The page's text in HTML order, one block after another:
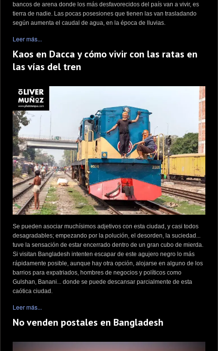
bancos de arena donde los más desfavorecidos del país van a vivir, es
tierra de nadie. Las pocas posesiones que tienen las van trasladando
según aumenta el caudal de agua, en la época de lluvias.
Leer más...
Kaos en Dacca y cómo vivir con las ratas en
las vías del tren
Se pueden asociar muchísimos adjetivos con esta ciudad, y casi todos
desagradables; empezando por la polución, el desorden, la suciedad...
tuve la sensación de estar encerrado dentro de un gran cubo de mierda.
Si visitan Bangladesh intenten escapar de este agujero negro lo más
rápidamente posible, aunque hay otra opción, alojarse en alguno de los
barrios para expatriados, hombres de negocios y políticos como
Gulshan, Banani... donde se puede descansar parcialmente de esta
caótica ciudad.
Leer más...
No venden postales en Bangladesh